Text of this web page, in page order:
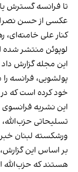
تا فرانسه گسترش
عکسی از حسن
کنار علی خامنه‌ای،
لوپوئن منتشر
این مجله گزارش
پولشویی، فرانسه
خود کرده است که
این نشریه
تسلیحاتی حزب‌الله،
ورشکسته لبنان
بر اساس این گزارش،
هستند که حزب‌الله